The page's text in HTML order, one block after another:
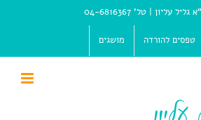
גליל עליון |טל' 04-6816367
טפסים להורדה מושגים